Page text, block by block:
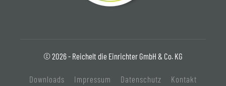
© 2026 - Reichelt die Einrichter GmbH & Co. KG
Downloads Impressum Datenschutz
Kontakt